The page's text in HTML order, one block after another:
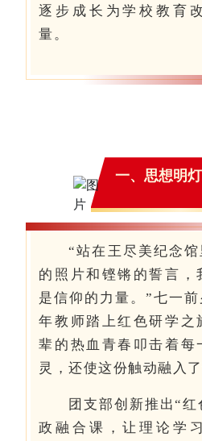
逐步成长为学校教育
量。
一、思想明
“站在王尽美纪念
的照片和铿锵的誓言，
是信仰的力量。”七一
年教师踏上红色研学之
辈的热血青春叩击着每
灵，还使这份触动融入了
团支部创新推出“
政融合课，让理论学